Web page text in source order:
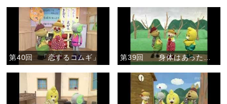
第40回 「恋するコムギ」